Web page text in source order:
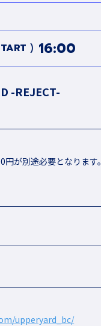
16:00
-REJECT-
が別途必要となります。
upperyard_bc/